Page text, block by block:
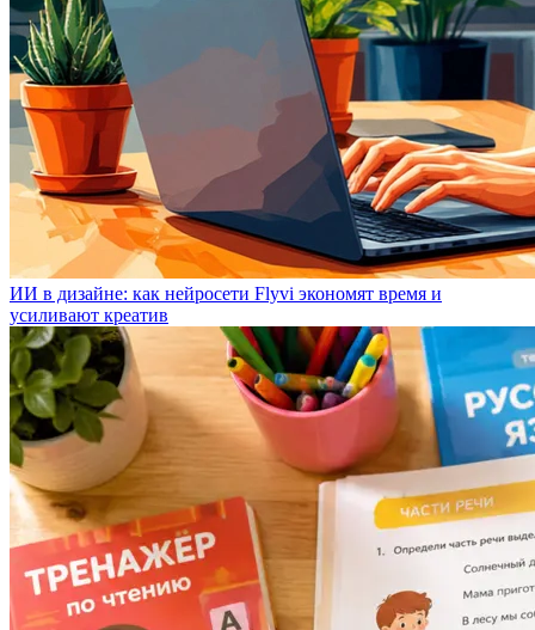
ИИ в дизайне: как нейросети Flyvi экономят время и
усиливают креатив